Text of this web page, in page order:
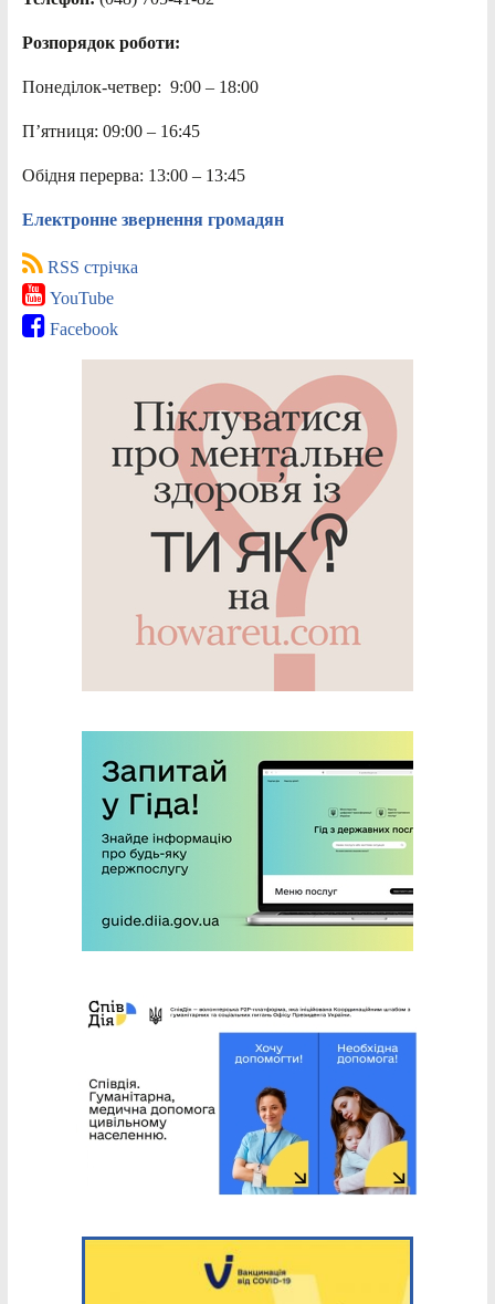
Розпорядок роботи:
Понеділок-четвер: 9:00 – 18:00
П’ятниця: 09:00 – 16:45
Обідня перерва: 13:00 – 13:45
Електронне звернення громадян
RSS стрічка
YouTube
Facebook